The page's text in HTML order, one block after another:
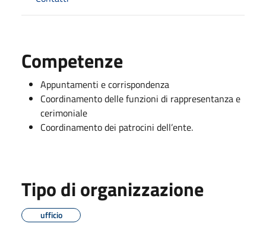
Competenze
Appuntamenti e corrispondenza
Coordinamento delle funzioni di rappresentanza e
cerimoniale
Coordinamento dei patrocini dell’ente.
Tipo di organizzazione
ufficio